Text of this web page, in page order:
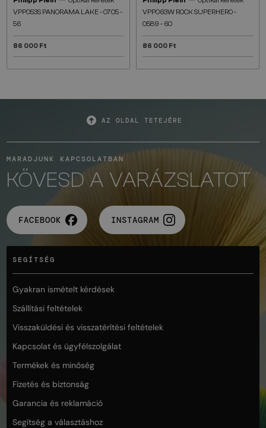
VPP053S PANORAMA LAKE - 0705 -
56
86 000 Ft
VPP063W ROCK SUPERHERO -
0589 - 60
86 000 Ft
AZ OLDAL TETEJÉRE
MARADJUNK KAPCSOLATBAN
KÖVESD A VARÁZSLATOT
FACEBOOK INSTAGRAM
SEGÍTSÉG
Gyakran ismételt kérdések
Szállítási feltételek
Visszaküldési és visszatérítési feltételek
Kapcsolat és ügyfélszolgálat
Termékek és minőség
Fizetés és biztonság
Garancia és reklamáció
Segítség a választáshoz